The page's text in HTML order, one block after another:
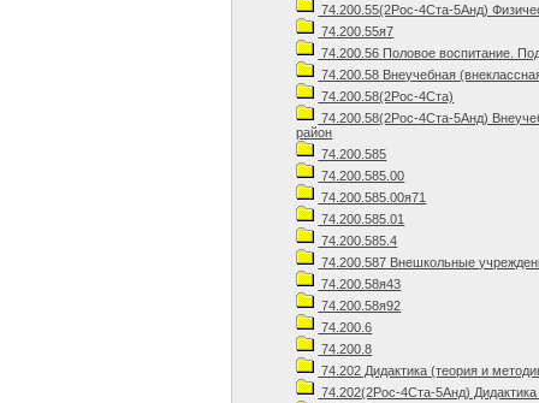
74.200.55(2Рос-4Ста-5Анд)
74.200.55я7
74.200.56 Половое воспитание.
74.200.58 Внеучебная
74.200.58(2Рос-4Ста)
74.200.58(2Рос-4Ста-5Анд)
район
74.200.585
74.200.585.00
74.200.585.00я71
74.200.585.01
74.200.585.4
74.200.587 Внешкольные
74.200.58я43
74.200.58я92
74.200.6
74.200.8
74.202 Дидактика (теория и
74.202(2Рос-4Ста-5Анд)